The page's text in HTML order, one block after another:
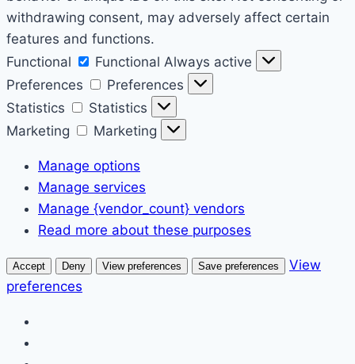
withdrawing consent, may adversely affect certain
features and functions.
Functional
Functional Always active
Preferences
Preferences
Statistics
Statistics
Marketing
Marketing
Manage options
Manage services
Manage {vendor_count} vendors
Read more about these purposes
Accept Deny View preferences Save preferences
View
preferences